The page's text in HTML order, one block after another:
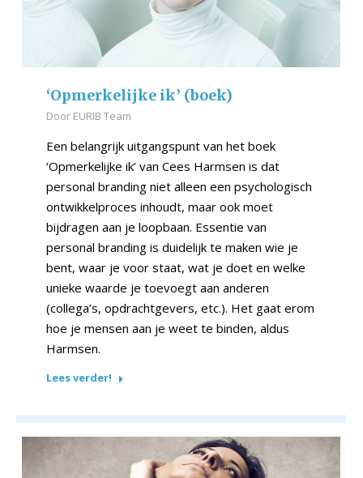
‘Opmerkelijke ik’ (boek)
Door EURIB Team
Een belangrijk uitgangspunt van het boek
‘Opmerkelijke ik’ van Cees Harmsen is dat
personal branding niet alleen een psychologisch
ontwikkelproces inhoudt, maar ook moet
bijdragen aan je loopbaan. Essentie van
personal branding is duidelijk te maken wie je
bent, waar je voor staat, wat je doet en welke
unieke waarde je toevoegt aan anderen
(collega’s, opdrachtgevers, etc.). Het gaat erom
hoe je mensen aan je weet te binden, aldus
Harmsen.
Lees verder!